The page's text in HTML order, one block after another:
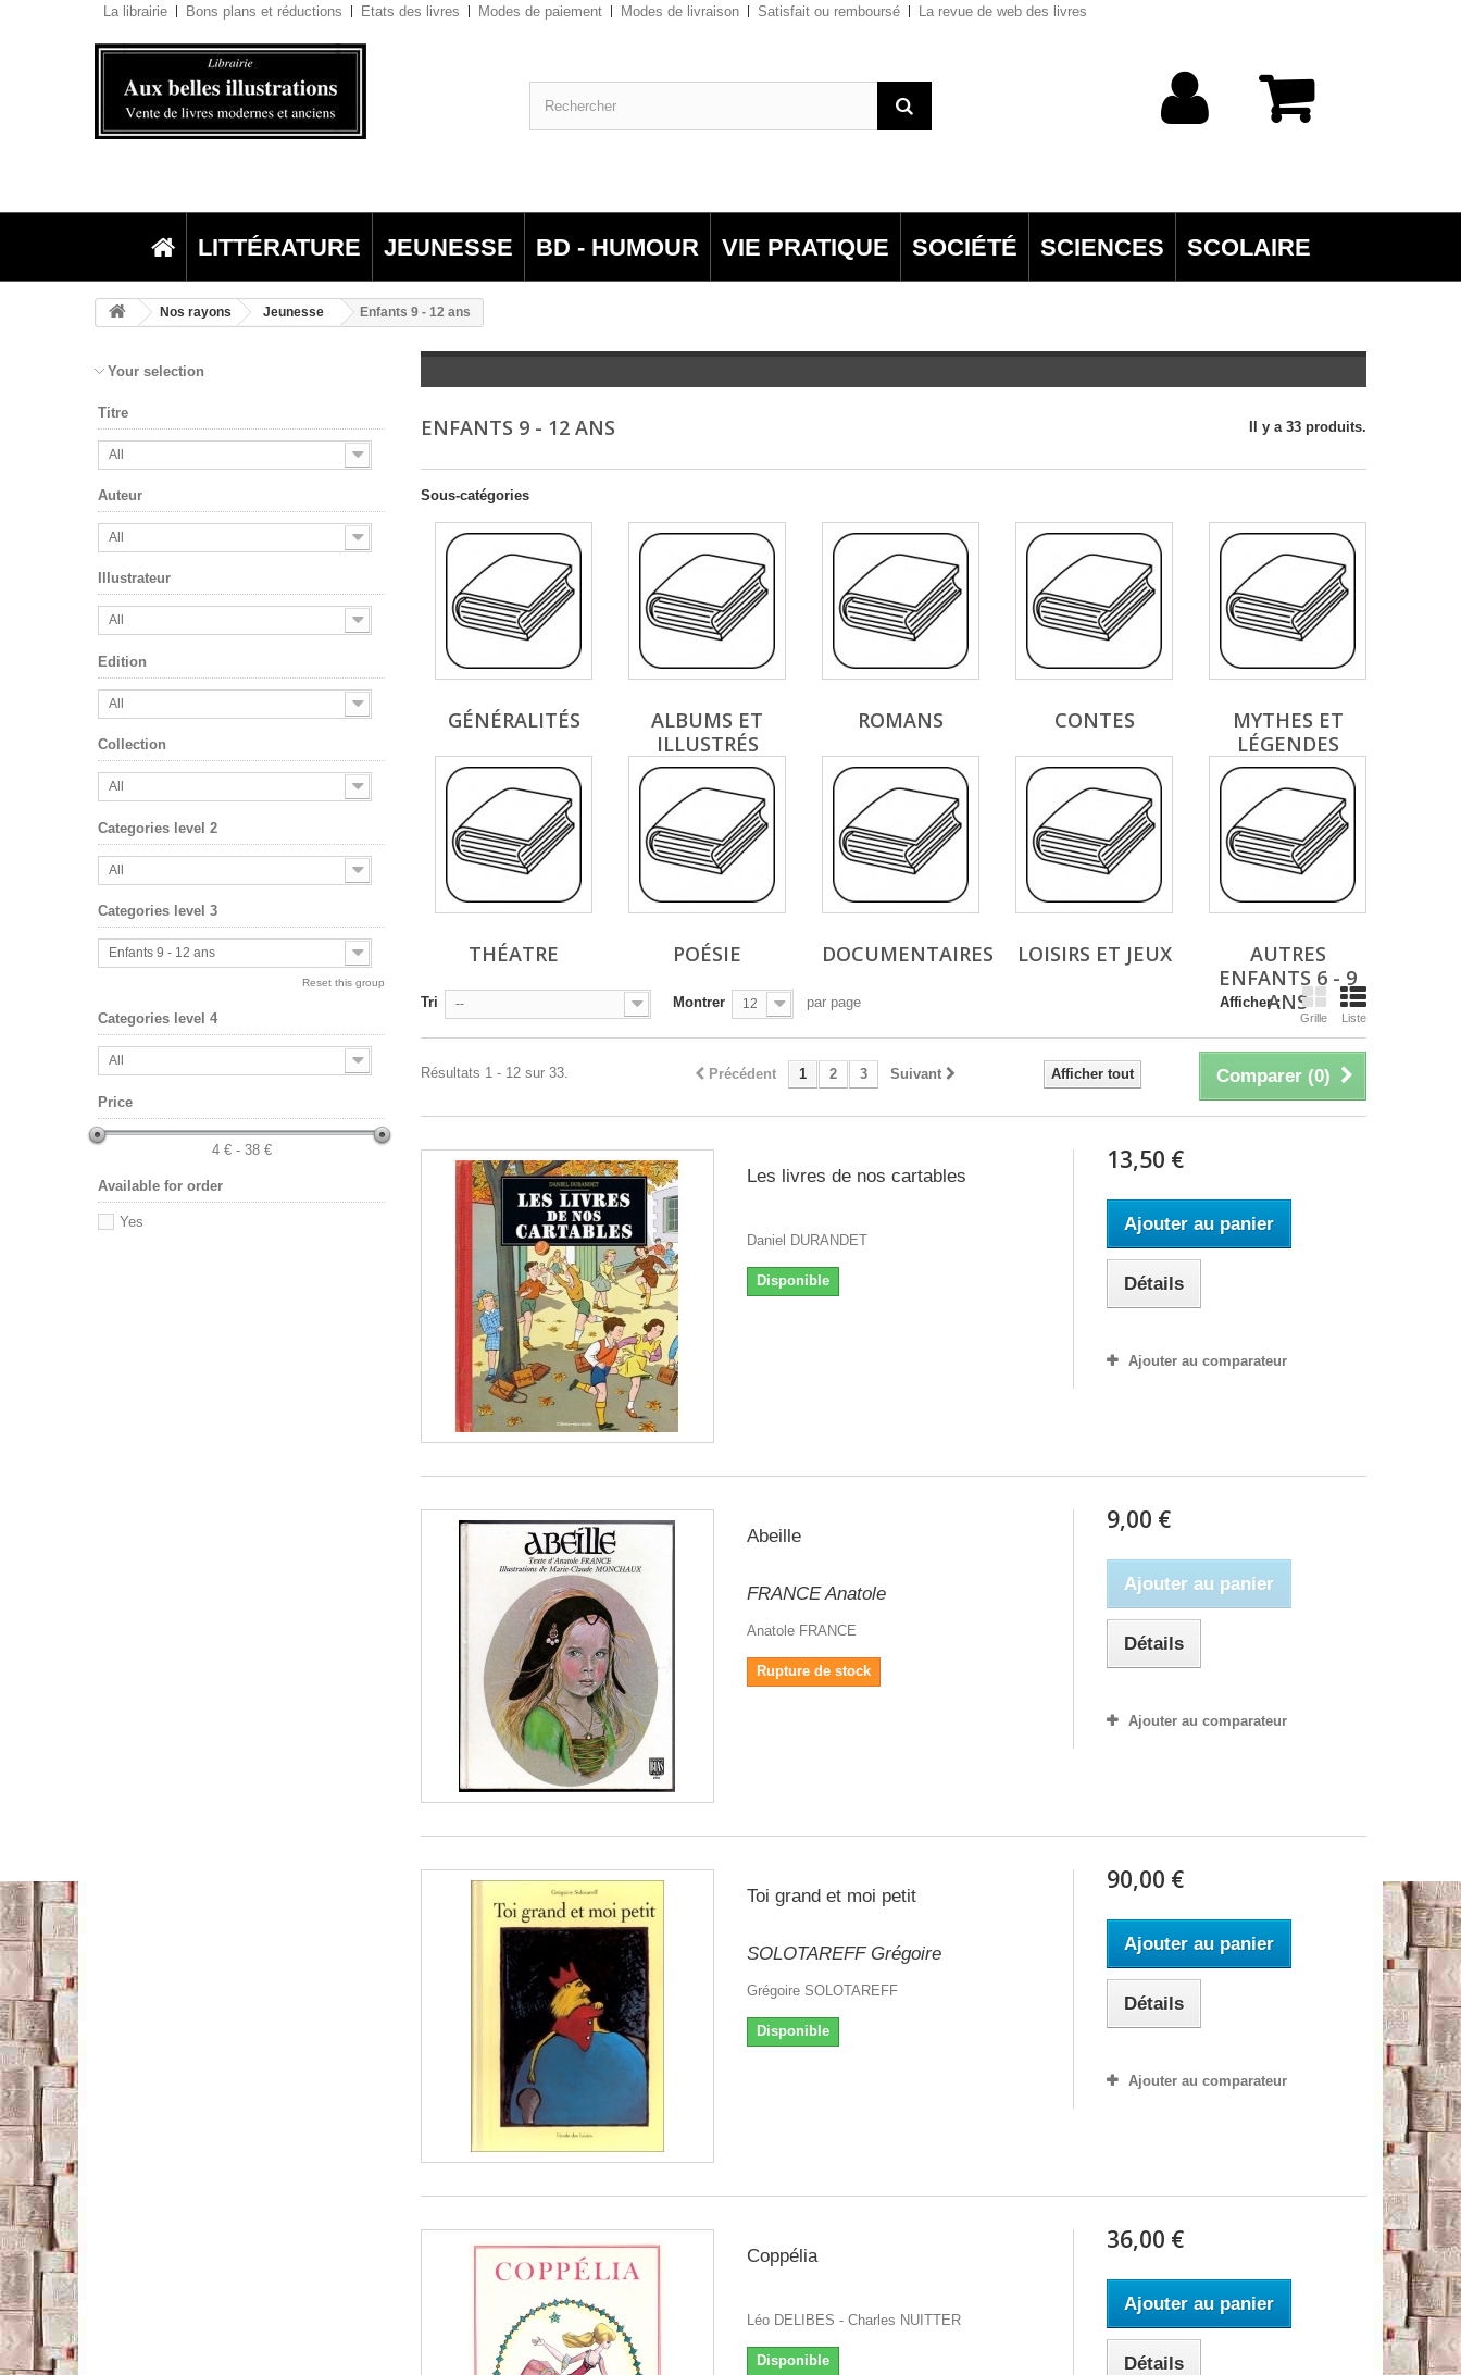
La librairie Bons plans et réductions Etats des livres Modes de paiement Modes de livraison Satisfait ou remboursé La revue de web des livres
LITTÉRATURE JEUNESSE BD - HUMOUR VIE PRATIQUE SOCIÉTÉ SCIENCES SCOLAIRE
Nos rayons Jeunesse Enfants 9 - 12 ans
Your selection
Titre
All
Auteur
All
Illustrateur
All
Edition
All
Collection
All
Categories level 2
All
Categories level 3
Enfants 9 - 12 ans
Reset this group
Categories level 4
All
Price
4 € - 38 €
Available for order
Yes
ENFANTS 9 - 12 ANS Il y a 33 produits.
Sous-catégories
GÉNÉRALITÉS
ALBUMS ET
ILLUSTRÉS
ROMANS CONTES
MYTHES ET
LÉGENDES
THÉATRE POÉSIE DOCUMENTAIRES LOISIRS ET JEUX
AUTRES
ENFANTS 6 - 9
ANS
Afficher :
Grille Liste
Tri -- Montrer 12 par page
Comparer (0)
Afficher tout
Précédent 1 2 3 Suivant
Résultats 1 - 12 sur 33.
Les livres de nos cartables
Daniel DURANDET
Disponible
13,50 €
Ajouter au panier
Détails
Ajouter au comparateur
Abeille
FRANCE Anatole
Anatole FRANCE
Rupture de stock
9,00 €
Ajouter au panier
Détails
Ajouter au comparateur
Toi grand et moi petit
SOLOTAREFF Grégoire
Grégoire SOLOTAREFF
Disponible
90,00 €
Ajouter au panier
Détails
Ajouter au comparateur
Coppélia
Léo DELIBES - Charles NUITTER
Disponible
36,00 €
Ajouter au panier
Détails